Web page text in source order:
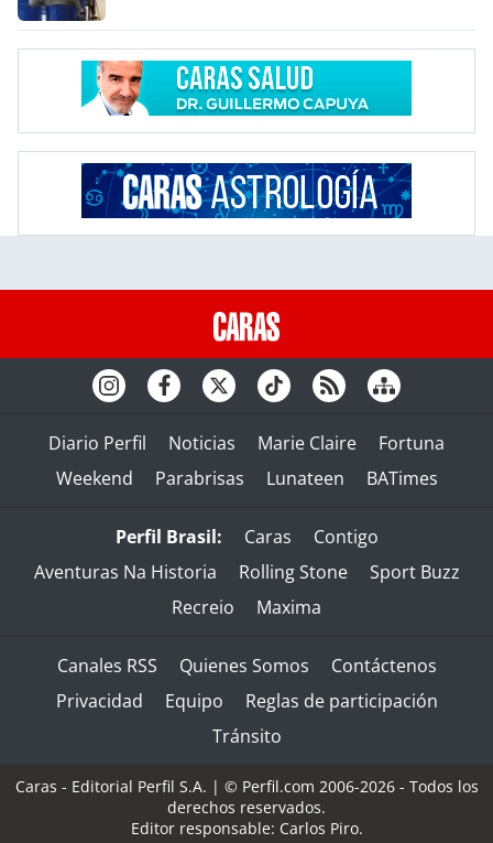
Diario Perfil Noticias Marie Claire
Fortuna
Weekend
Parabrisas Lunateen BATimes
Perfil Brasil: Caras
Contigo
Aventuras Na Historia
Rolling Stone
Sport Buzz
Recreio
Maxima
Canales RSS Quienes Somos
Contáctenos
Privacidad
Equipo
Reglas de participación
Tránsito
Caras - Editorial Perfil S.A. | © Perfil.com 2006-2026 - Todos los
derechos reservados.
Editor responsable: Carlos Piro.